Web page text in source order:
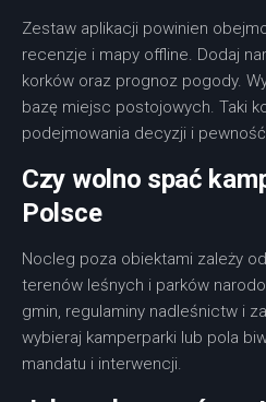
Zestaw aplikacji powinien
recenzje i mapy offline. Dodaj
korków oraz prognoz pogody.
bazę miejsc postojowych. Taki
podejmowania decyzji i
Czy wolno spać
Polsce
Nocleg poza obiektami zależy
terenów leśnych i parków
gmin, regulaminy nadleśnictw i
wybieraj kamperparki lub pola
mandatu i interwencji.